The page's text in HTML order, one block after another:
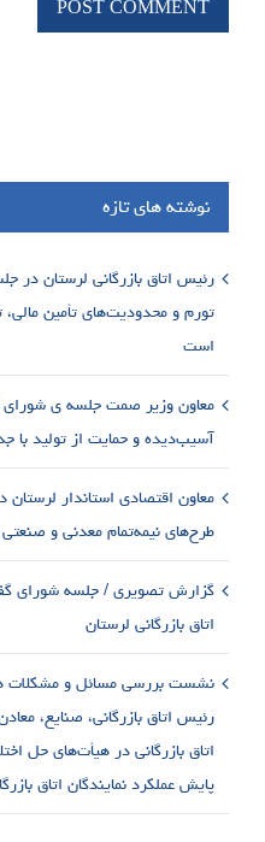
نوشته های تازه
رئیس اتاق بازرگانی لرستان در
تورم و محدودیت‌های تأمین
است
معاون وزیر صمت جلسه ی شورای
آسیب‌دیده و حمایت از تولید با
معاون اقتصادی استاندار
طرح‌های نیمه‌تمام معدنی و
گزارش تصویری / جلسه شورای
اتاق بازرگانی لرستان
نشست بررسی مسائل و مشکلات
رئیس اتاق بازرگانی، صنایع،
اتاق بازرگانی در هیأت‌های حل
پایش عملکرد نمایندگان اتاق